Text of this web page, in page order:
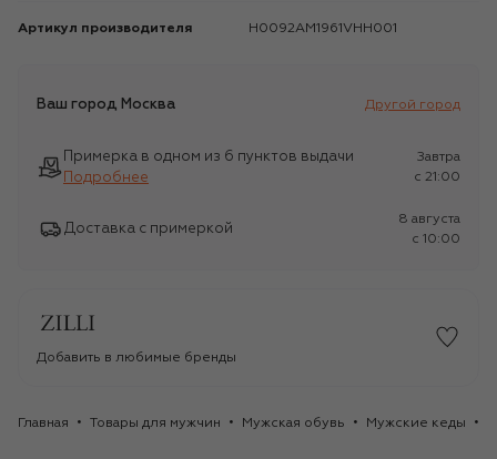
Артикул производителя H0092AM1961VHH001
Ваш город Москва Другой город
Примерка в одном из 6 пунктов выдачи
Подробнее
Завтра
c 21:00
Доставка с примеркой
8 августа
c 10:00
Добавить в любимые бренды
Главная Товары для мужчин Мужская обувь Мужские кеды